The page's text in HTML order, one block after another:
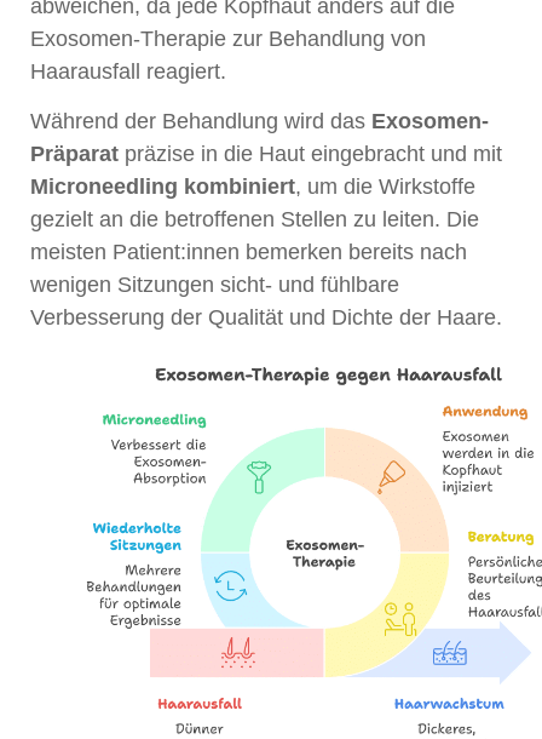
abweichen, da jede Kopfhaut anders auf die
Exosomen-Therapie zur Behandlung von
Haarausfall reagiert.
Während der Behandlung wird das Exosomen-
Präparat präzise in die Haut eingebracht und mit
Microneedling kombiniert, um die Wirkstoffe
gezielt an die betroffenen Stellen zu leiten. Die
meisten Patient:innen bemerken bereits nach
wenigen Sitzungen sicht- und fühlbare
Verbesserung der Qualität und Dichte der Haare.